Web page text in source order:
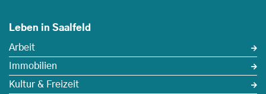
Leben in Saalfeld
Arbeit
Immobilien
Kultur & Freizeit